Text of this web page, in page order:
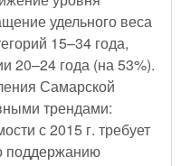
удельного веса
15–34 года,
20–24 года (на 53%).
Самарской
трендами:
с 2015 г. требует
поддержанию